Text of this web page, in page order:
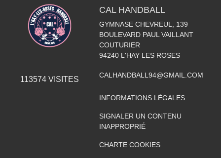
113574VISITES
CAL HANDBALL
GYMNASE CHEVREUL, 139
BOULEVARD PAUL VAILLANT
COUTURIER
94240 L'HAY LES ROSES
CALHANDBALL94@GMAIL.COM
INFORMATIONS LÉGALES
SIGNALER UN CONTENU
INAPPROPRIÉ
CHARTE COOKIES